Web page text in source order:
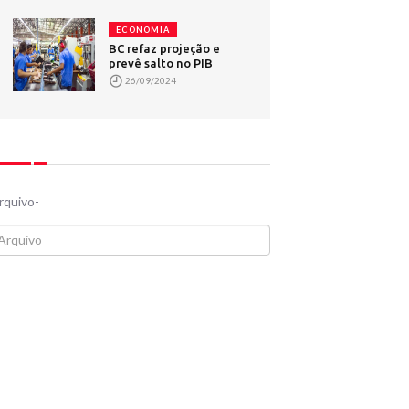
ECONOMIA
BC refaz projeção e
prevê salto no PIB
26/09/2024